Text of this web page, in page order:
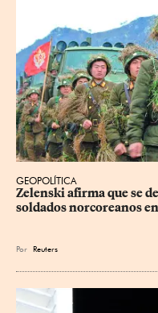
GEOPOLÍTICA
Zelenski afirma que se
soldados norcoreanos
Por Reuters